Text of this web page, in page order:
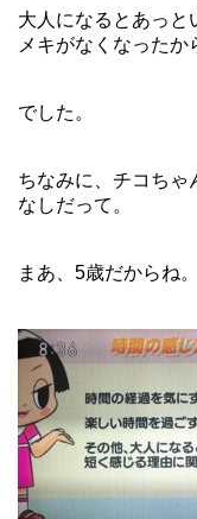
大人になるとあっと
メキがなくなったか
でした。
ちなみに、チコちゃ
なしだって。
まあ、5歳だからね。